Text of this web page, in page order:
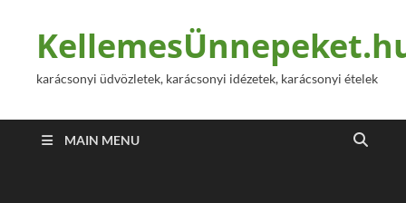
karácsonyi üdvözletek, karácsonyi idézetek, karácsonyi ételek
MAIN MENU